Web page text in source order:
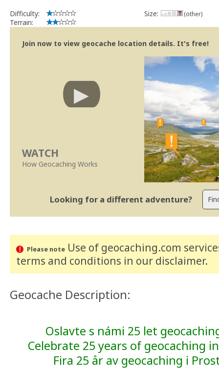
Difficulty:
Terrain:
Size: (other)
Join now to view geocache location details. It's free!
WATCH
How Geocaching Works
Looking for a different adventure?
Please noteUse of geocaching.com
terms and conditions in our disclaimer.
Geocache Description:
Oslavte s námi 25 let
Celebrate 25 years of geocaching
Fira 25 år av geocaching i